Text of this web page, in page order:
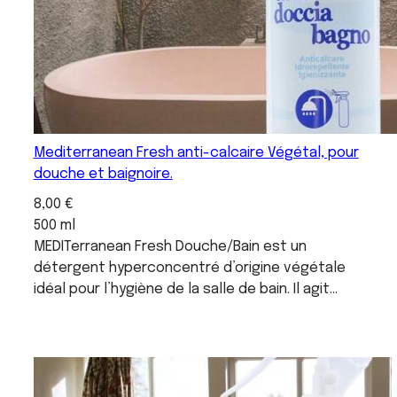
de rincer. Ne pas utiliser sur des surfaces non
lavables à l’eau (par exemple, bois non traité).
S’il est utilisé sur des surfaces particulièrement
délicates, testez d’abord sur une zone limitée
et peu visible. Ne pas utiliser pur. Vous souhaitez
commander ? Contactez nous par mail
contact@celinepressing.fr
Mediterranean Fresh anti-calcaire Végétal, pour
douche et baignoire.
8,00 €
500 ml
MEDITerranean Fresh Douche/Bain est un
détergent hyperconcentré d’origine végétale
idéal pour l’hygiène de la salle de bain. Il agit
douche. Il assainit complètement toutes les